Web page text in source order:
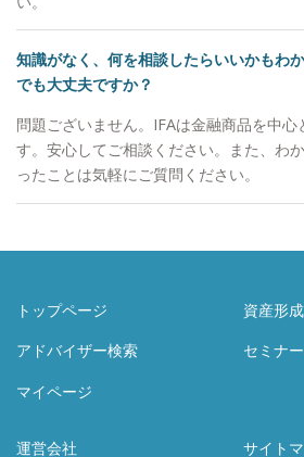
いる方のお力になりたい。オフィ
悩みや不安を軽くするお手伝いが
います。 ＜ご相談前＞ 資産運用
どの資産の種類）が複合的に絡む
す。これら各社・各商品にはメリ
があるので、本来は総合的な見識
よく活用していくことが大切です
ます。 <ご相談後＞ そこで、AW
を最大限活かし、お客様の悩みや
的なアドバイスをおこなうことを
知識がなく、何を相談したらいいかもわ
でも大丈夫ですか？
問題ございません。IFAは金融商品を中
す。安心してご相談ください。また、わ
ったことは気軽にご質問ください。
トップページ
資産形
アドバイザー検索
セミナ
マイページ
運営会社 サイト